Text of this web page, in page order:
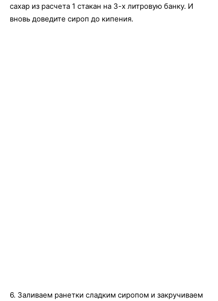
сахар из расчета 1 стакан на 3-х литровую банку. И
вновь доведите сироп до кипения.
6. Заливаем ранетки сладким сиропом и закручиваем